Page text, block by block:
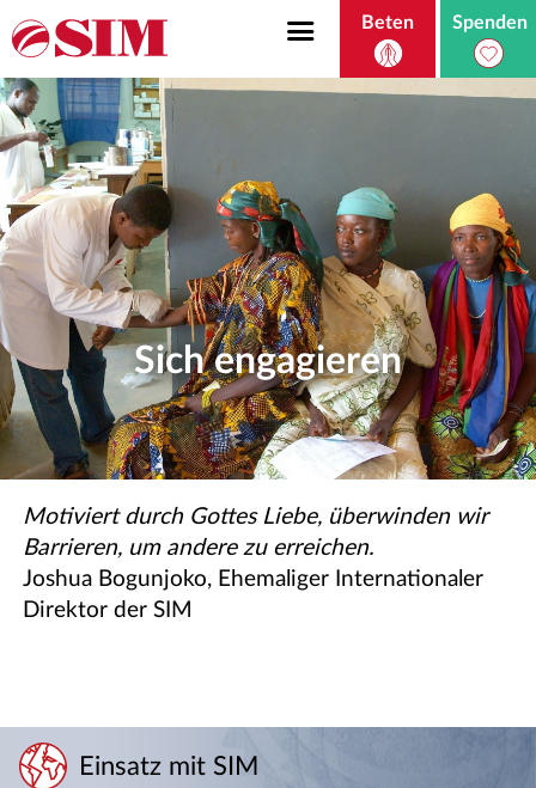
Beten Spenden
Sich engagieren
Motiviert durch Gottes Liebe, überwinden wir
Barrieren, um andere zu erreichen.
Joshua Bogunjoko, Ehemaliger Internationaler
Direktor der SIM
Einsatz mit SIM